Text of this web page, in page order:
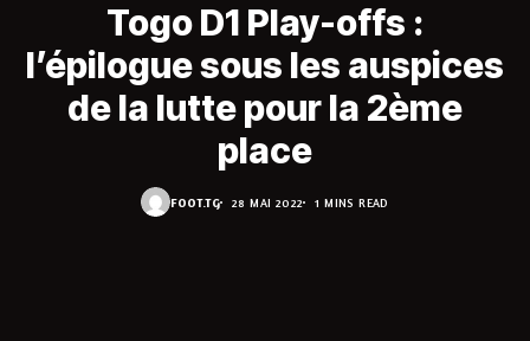
Togo D1 Play-offs :
l’épilogue sous les auspices
de la lutte pour la 2ème
place
FOOT.TG 28 MAI 2022 1 MINS READ